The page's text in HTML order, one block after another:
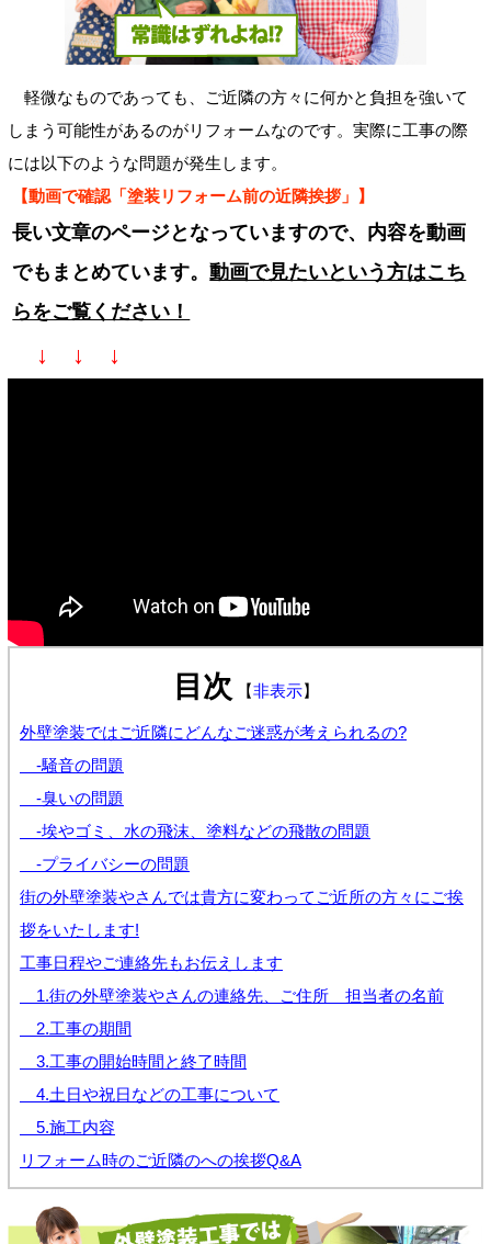
軽微なものであっても、ご近隣の方々に何かと負担を強いて
しまう可能性があるのがリフォームなのです。実際に工事の際
には以下のような問題が発生します。
【動画で確認「塗装リフォーム前の近隣挨拶」】
長い文章のページとなっていますので、内容を動画
でもまとめています。動画で見たいという方はこち
らをご覧ください！
↓ ↓ ↓
目次 【非表示】
外壁塗装ではご近隣にどんなご迷惑が考えられるの?
-騒音の問題
-臭いの問題
-埃やゴミ、水の飛沫、塗料などの飛散の問題
-プライバシーの問題
街の外壁塗装やさんでは貴方に変わってご近所の方々にご挨
拶をいたします!
工事日程やご連絡先もお伝えします
1.街の外壁塗装やさんの連絡先、ご住所 担当者の名前
2.工事の期間
3.工事の開始時間と終了時間
4.土日や祝日などの工事について
5.施工内容
リフォーム時のご近隣のへの挨拶Q&A